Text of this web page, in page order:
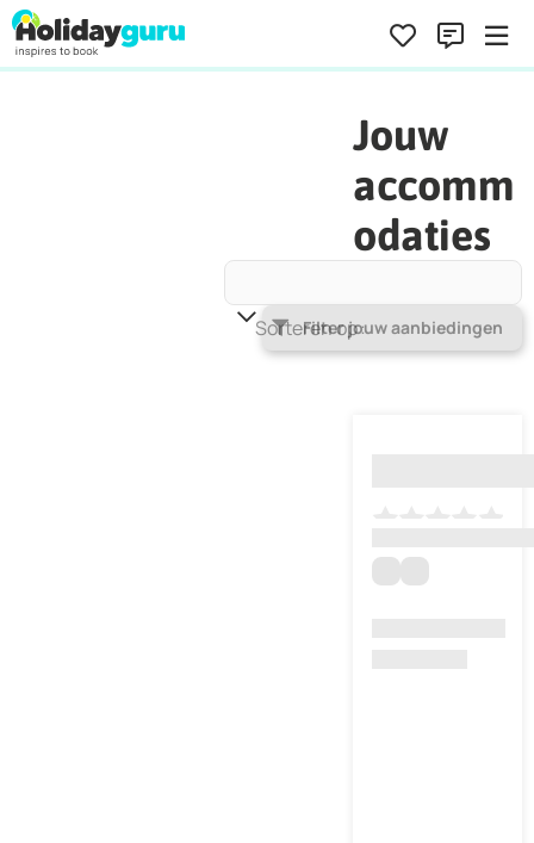
Jouw
accomm
odaties
Filter jouw aanbiedingen
Sorteren op Populariteit